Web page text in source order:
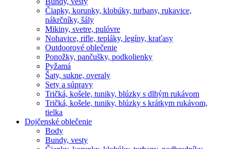
Čiapky, korunky, klobúky, turbany, rukavice,
nákrčníky, šály
Mikiny, svetre, pulóvre
Nohavice, rifle, tepláky, legíny, kraťasy
Outdoorové oblečenie
Ponožky, pančušky, podkolienky
Pyžamá
Šaty, sukne, overaly
Sety a súpravy
Tričká, košele, tuniky, blúzky s dlhým rukávom
Tričká, košele, tuniky, blúzky s krátkym rukávom,
tielka
Dojčenské oblečenie
Body
Bundy, vesty